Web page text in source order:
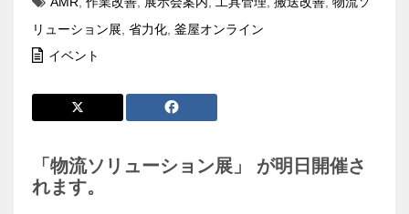
リューション展 省力化 釜屋オンライン
イベント
「物流ソリューション展」
が明日開催さ
れます。